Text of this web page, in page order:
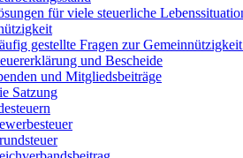
für viele steuerliche
gestellte Fragen zur
und Bescheide
und Mitgliedsbeiträge
Satzung